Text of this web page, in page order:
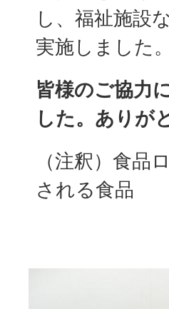
し、福祉施設
実施しました。
皆様のご協力
した。ありが
（注釈）食品
される食品